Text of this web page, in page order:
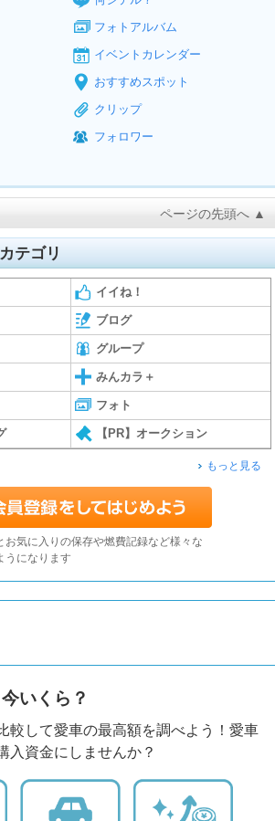
フォトアルバム
イベントカレンダー
おすすめスポット
クリップ
フォロワー
ページの先頭へ ▲
テゴリ
イイね！
ブログ
グループ
みんカラ＋
フォト
【PR】オークション
もっと見る
お気に入りの保存や燃費記録など様々な
うになります
いくら？
較して愛車の最高額を調べよう！愛車
入資金にしませんか？